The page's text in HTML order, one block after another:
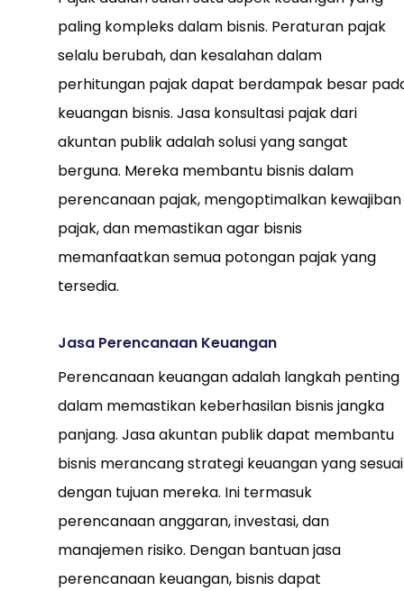
paling kompleks dalam bisnis. Peraturan pajak
selalu berubah, dan kesalahan dalam
perhitungan pajak dapat berdampak besar
keuangan bisnis. Jasa konsultasi pajak dari
akuntan publik adalah solusi yang sangat
berguna. Mereka membantu bisnis dalam
perencanaan pajak, mengoptimalkan kewajiban
pajak, dan memastikan agar bisnis
memanfaatkan semua potongan pajak yang
tersedia.
Jasa Perencanaan Keuangan
Perencanaan keuangan adalah langkah penting
dalam memastikan keberhasilan bisnis jangka
panjang. Jasa akuntan publik dapat membantu
bisnis merancang strategi keuangan yang sesuai
dengan tujuan mereka. Ini termasuk
perencanaan anggaran, investasi, dan
manajemen risiko. Dengan bantuan jasa
perencanaan keuangan, bisnis dapat